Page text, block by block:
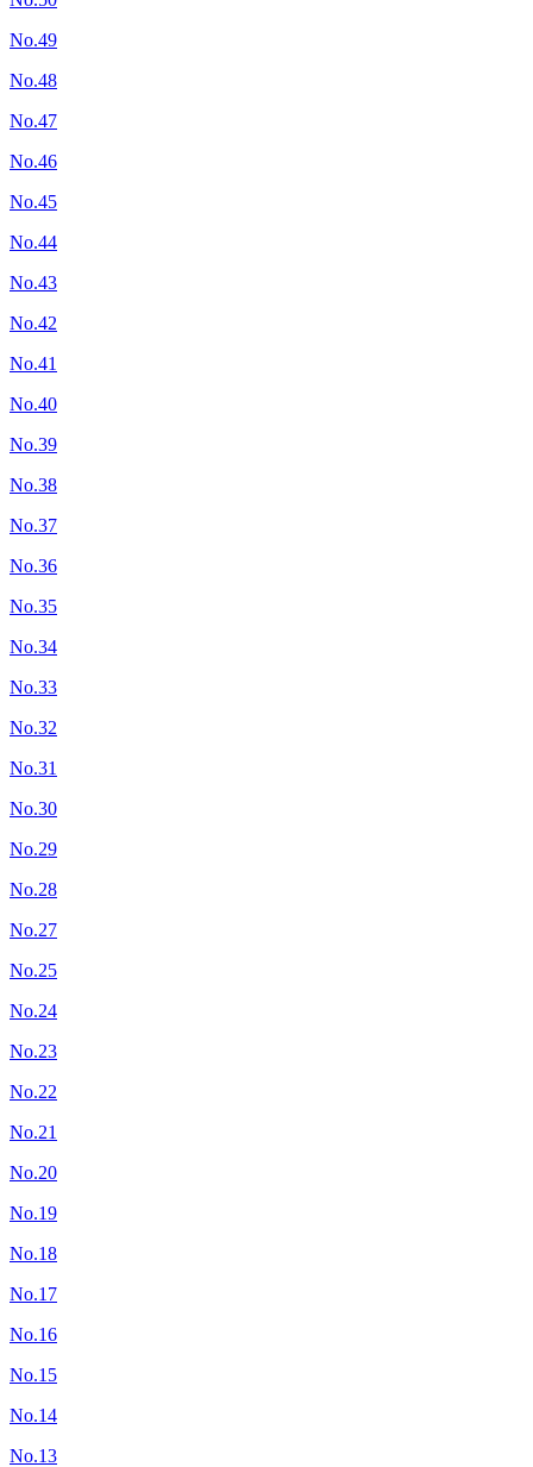
No.49
No.48
No.47
No.46
No.45
No.44
No.43
No.42
No.41
No.40
No.39
No.38
No.37
No.36
No.35
No.34
No.33
No.32
No.31
No.30
No.29
No.28
No.27
No.25
No.24
No.23
No.22
No.21
No.20
No.19
No.18
No.17
No.16
No.15
No.14
No.13